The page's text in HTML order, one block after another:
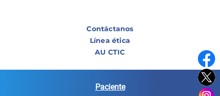
Contáctanos
Línea ética
AU CTIC
Paciente